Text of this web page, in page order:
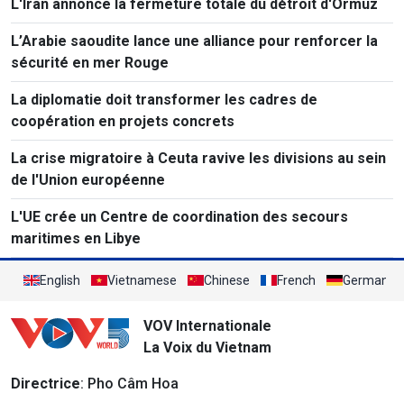
L'Iran annonce la fermeture totale du détroit d'Ormuz
L’Arabie saoudite lance une alliance pour renforcer la
sécurité en mer Rouge
La diplomatie doit transformer les cadres de
coopération en projets concrets
La crise migratoire à Ceuta ravive les divisions au sein
de l'Union européenne
L'UE crée un Centre de coordination des secours
maritimes en Libye
English Vietnamese Chinese French German
VOV Internationale
La Voix du Vietnam
Directrice: Pho Câm Hoa